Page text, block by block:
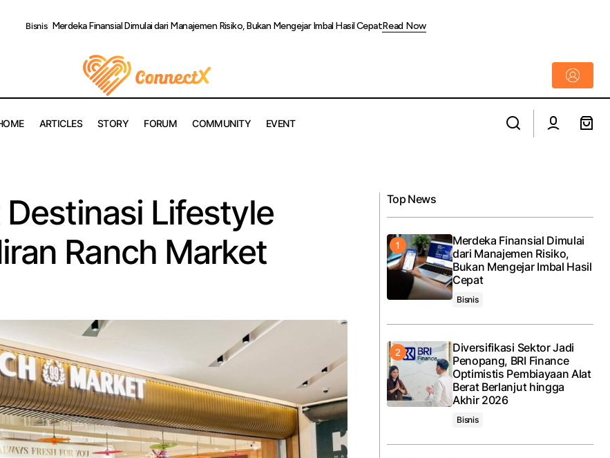
Bisnis Merdeka Finansial Dimulai dari Manajemen Risiko, Bukan Mengejar Imbal Hasil CepatRead Now
ARTICLES STORY FORUM COMMUNITY EVENT
Lifestyle
Ranch Market
Top News
Merdeka Finansial Dimulai
dari Manajemen Risiko,
Bukan Mengejar Imbal Hasil
Cepat
Bisnis
Diversifikasi Sektor Jadi
Penopang, BRI Finance
Optimistis Pembiayaan Alat
Berat Berlanjut hingga
Akhir 2026
Bisnis